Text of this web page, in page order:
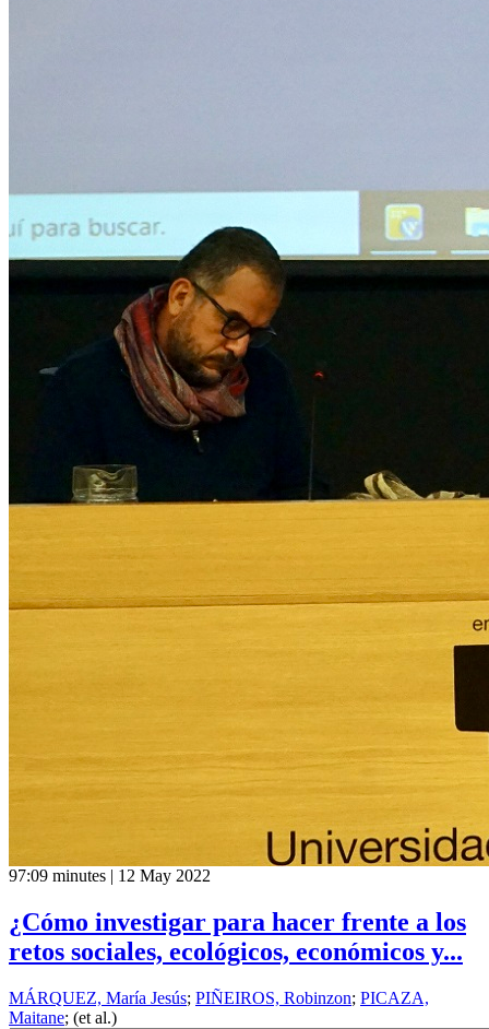
97:09 minutes | 12 May 2022
¿Cómo investigar para hacer frente a los
retos sociales, ecológicos, económicos y...
MÁRQUEZ, María Jesús; PIÑEIROS, Robinzon; PICAZA,
Maitane; (et al.)